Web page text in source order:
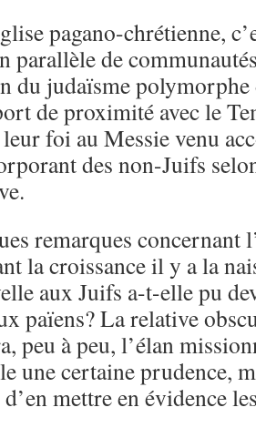
pagano-chrétienne,
parallèle de
du judaïsme polymorphe
de proximité avec le
foi au Messie venu
des non-Juifs
remarques concernant
la croissance il y a la
aux Juifs a-t-elle pu
païens? La relative
peu à peu, l’élan
une certaine prudence,
mettre en évidence